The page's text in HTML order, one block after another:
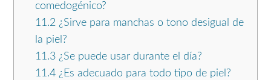
comedogénico?
11.2¿Sirve para manchas o tono desigual de
la piel?
11.3¿Se puede usar durante el día?
11.4¿Es adecuado para todo tipo de piel?